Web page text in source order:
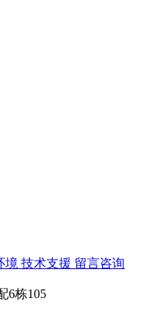
境 技术支援 留言咨询
6栋105